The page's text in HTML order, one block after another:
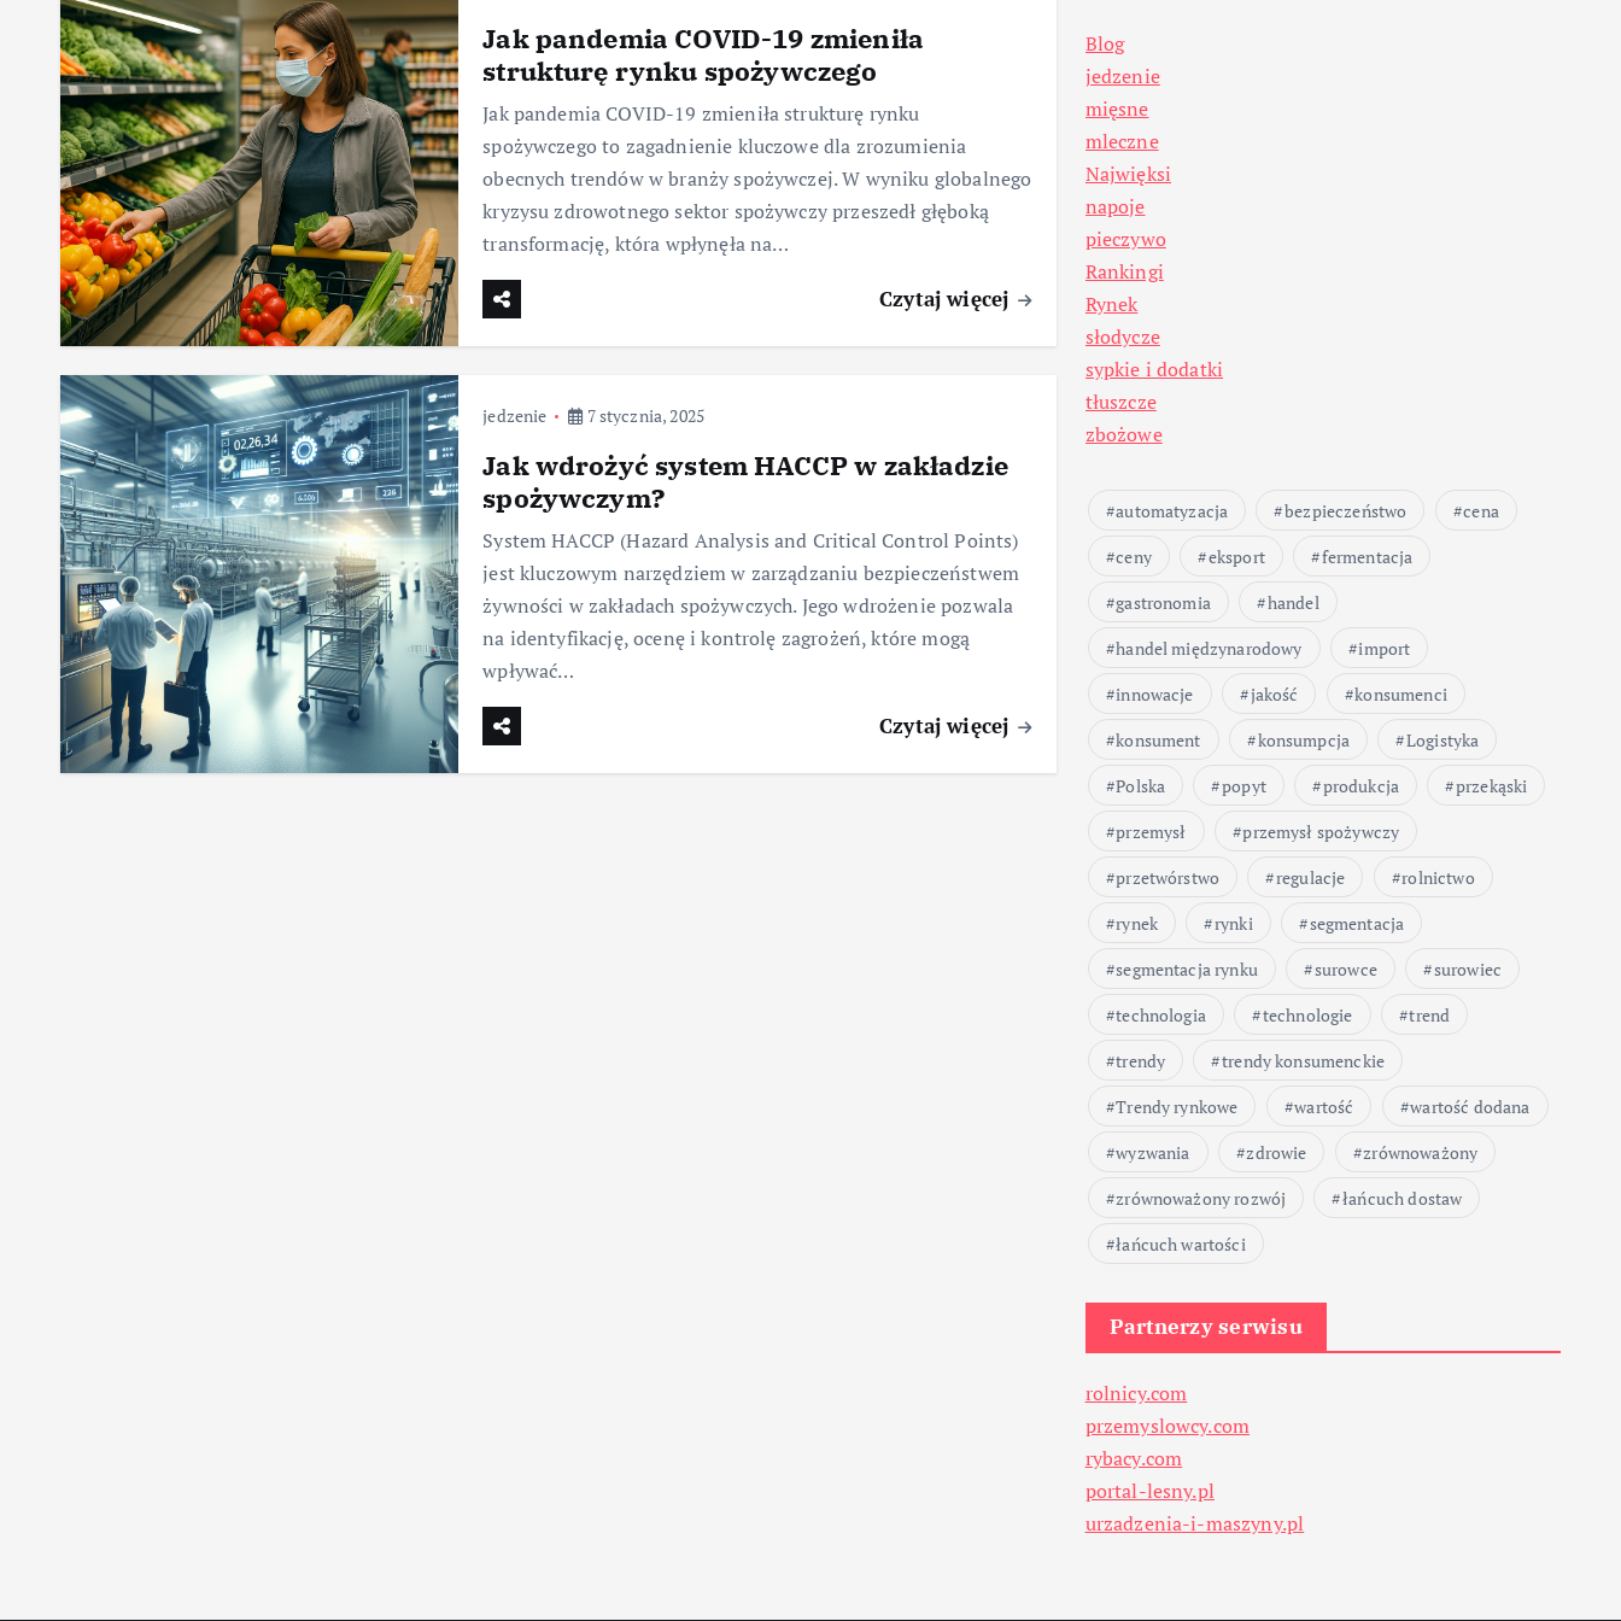
Jak pandemia COVID-19 zmieniła
strukturę rynku spożywczego
Jak pandemia COVID-19 zmieniła strukturę rynku
spożywczego to zagadnienie kluczowe dla zrozumienia
obecnych trendów w branży spożywczej. W wyniku globalnego
kryzysu zdrowotnego sektor spożywczy przeszedł głęboką
transformację, która wpłynęła na…
Czytaj więcej
jedzenie 7 stycznia, 2025
Jak wdrożyć system HACCP w zakładzie
spożywczym?
System HACCP (Hazard Analysis and Critical Control Points)
jest kluczowym narzędziem w zarządzaniu bezpieczeństwem
żywności w zakładach spożywczych. Jego wdrożenie pozwala
na identyfikację, ocenę i kontrolę zagrożeń, które mogą
wpływać…
Czytaj więcej
Blog
jedzenie
mięsne
mleczne
Najwięksi
napoje
pieczywo
Rankingi
Rynek
słodycze
sypkie i dodatki
tłuszcze
zbożowe
automatyzacja bezpieczeństwo
cena
ceny
eksport
fermentacja
gastronomia
handel
handel międzynarodowy
import
innowacje
jakość
konsumenci
konsument
konsumpcja
Logistyka
Polska
popyt produkcja
przekąski
przemysł
przemysł spożywczy
przetwórstwo
regulacje
rolnictwo
rynek
rynki
segmentacja
segmentacja rynku
surowce
surowiec
technologia
technologie
trend
trendy
trendy konsumenckie
Trendy rynkowe
wartość
wartość dodana
wyzwania
zdrowie
zrównoważony
zrównoważony rozwój
łańcuch dostaw
łańcuch wartości
Partnerzy serwisu
rolnicy.com
przemyslowcy.com
rybacy.com
portal-lesny.pl
urzadzenia-i-maszyny.pl